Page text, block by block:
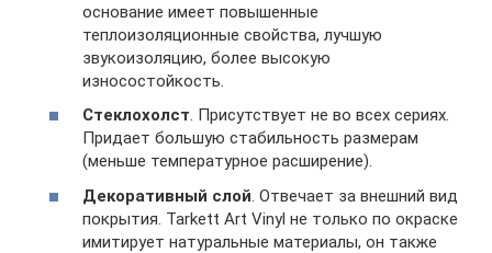
основание имеет повышенные
теплоизоляционные свойства, лучшую
звукоизоляцию, более высокую
износостойкость.
Стеклохолст. Присутствует не во всех сериях.
Придает большую стабильность размерам
(меньше температурное расширение).
Декоративный слой . Отвечает за внешний вид
покрытия. Tarkett Art Vinyl не только по окраске
имитирует натуральные материалы, он также